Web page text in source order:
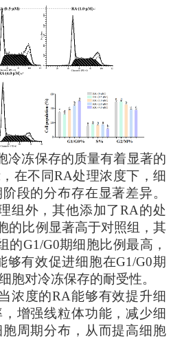
冷冻保存的质量有着显著的
在不同RA处理浓度下，细
段的分布存在显著差异。
组外，其他添加了RA的处
的比例显著高于对照组，其
的G1/G0期细胞比例最高，
够有效促进细胞在G1/G0期
胞对冷冻保存的耐受性。
浓度的RA能够有效提升细
增强线粒体功能，减少细
周期分布，从而提高细胞